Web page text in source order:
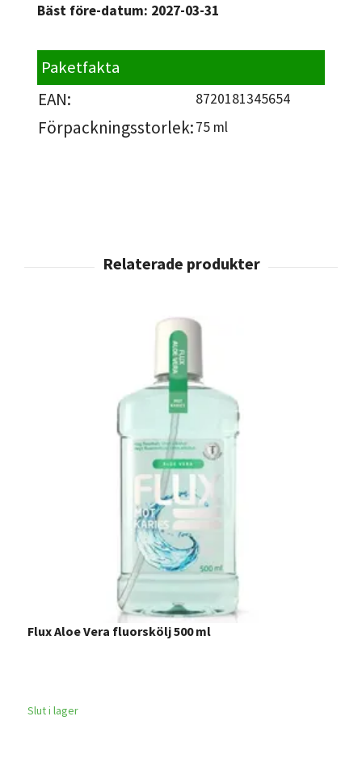
Bäst före-datum: 2027-03-31
Paketfakta
EAN: 8720181345654
Förpackningsstorlek:75 ml
Flux Aloe Vera fluorskölj 500 ml
Slut i lager